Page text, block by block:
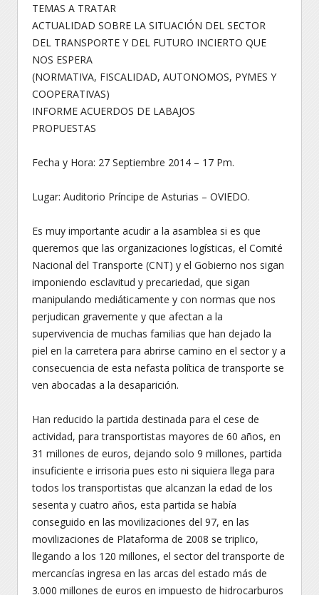
TEMAS A TRATAR
ACTUALIDAD SOBRE LA SITUACIÓN DEL SECTOR
DEL TRANSPORTE Y DEL FUTURO INCIERTO QUE
NOS ESPERA
(NORMATIVA, FISCALIDAD, AUTONOMOS, PYMES Y
COOPERATIVAS)
INFORME ACUERDOS DE LABAJOS
PROPUESTAS
Fecha y Hora: 27 Septiembre 2014 – 17 Pm.
Lugar: Auditorio Príncipe de Asturias – OVIEDO.
Es muy importante acudir a la asamblea si es que
queremos que las organizaciones logísticas, el Comité
Nacional del Transporte (CNT) y el Gobierno nos sigan
imponiendo esclavitud y precariedad, que sigan
manipulando mediáticamente y con normas que nos
perjudican gravemente y que afectan a la
supervivencia de muchas familias que han dejado la
piel en la carretera para abrirse camino en el sector y a
consecuencia de esta nefasta política de transporte se
ven abocadas a la desaparición.
Han reducido la partida destinada para el cese de
actividad, para transportistas mayores de 60 años, en
31 millones de euros, dejando solo 9 millones, partida
insuficiente e irrisoria pues esto ni siquiera llega para
todos los transportistas que alcanzan la edad de los
sesenta y cuatro años, esta partida se había
conseguido en las movilizaciones del 97, en las
movilizaciones de Plataforma de 2008 se triplico,
llegando a los 120 millones, el sector del transporte de
mercancías ingresa en las arcas del estado más de
3.000 millones de euros en impuesto de hidrocarburos